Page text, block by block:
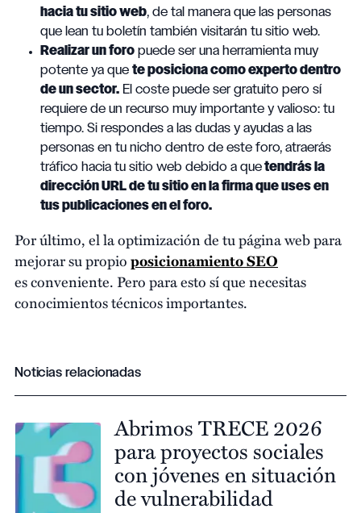
hacia tu sitio web, de tal manera que las personas
que lean tu boletín también visitarán tu sitio web.
Realizar un foro puede ser una herramienta muy
potente ya que te posiciona como experto dentro
de un sector. El coste puede ser gratuito pero sí
requiere de un recurso muy importante y valioso: tu
tiempo. Si respondes a las dudas y ayudas a las
personas en tu nicho dentro de este foro, atraerás
tráfico hacia tu sitio web debido a que tendrás la
dirección URL de tu sitio en la firma que uses en
tus publicaciones en el foro.
Por último, el la optimización de tu página web para
mejorar su propioposicionamiento SEO
es conveniente. Pero para esto sí que necesitas
conocimientos técnicos importantes.
Noticias relacionadas
Abrimos TRECE 2026
para proyectos sociales
con jóvenes en situación
de vulnerabilidad